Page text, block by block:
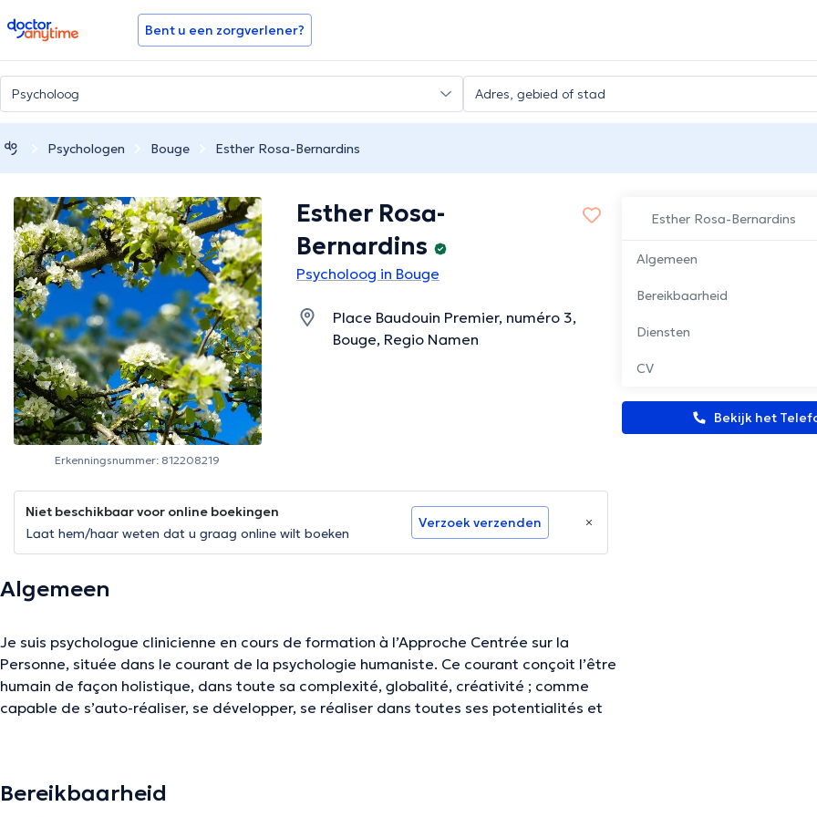
doctoranytime Bent u een zorgverlener?
Psychologen Bouge Esther Rosa-Bernardins
Esther Rosa-Bernardins
Algemeen
Bereikbaarheid
Diensten
CV
Bekijk het
Erkenningsnummer: 812208219
Esther Rosa-
Bernardins
Psycholoog in Bouge
Place Baudouin Premier, numéro 3,
Bouge, Regio Namen
Niet beschikbaar voor online boekingen
Laat hem/haar weten dat u graag online wilt boeken
Verzoek verzenden
Algemeen
Je suis psychologue clinicienne en cours de formation à l’Approche Centrée sur la
Personne, située dans le courant de la psychologie humaniste. Ce courant conçoit l’être
humain de façon holistique, dans toute sa complexité, globalité, créativité ; comme
capable de s’auto-réaliser, se développer, se réaliser dans toutes ses potentialités et
empathique et de compréhension profonde ; il doit avoir une confiance fondamentale
Bereikbaarheid